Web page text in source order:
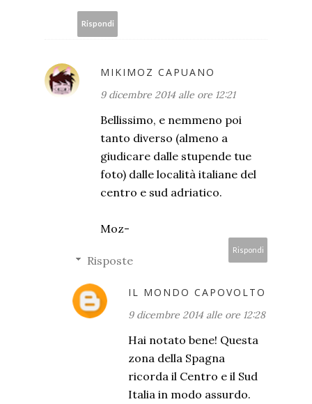
Rispondi
MIKIMOZ CAPUANO
9 dicembre 2014 alle ore 12:21
Bellissimo, e nemmeno poi
tanto diverso (almeno a
giudicare dalle stupende tue
foto) dalle località italiane del
centro e sud adriatico.
Moz-
Rispondi
Risposte
IL MONDO CAPOVOLTO
9 dicembre 2014 alle ore 12:28
Hai notato bene! Questa
zona della Spagna
ricorda il Centro e il Sud
Italia in modo assurdo.